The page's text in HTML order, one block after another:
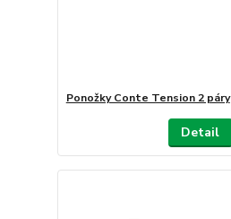
Ponožky Conte Tension 2 páry
Detail